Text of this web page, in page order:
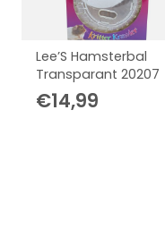
Lee’S Hamsterbal
Transparant 20207
€14,99